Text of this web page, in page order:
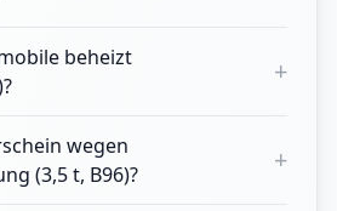
beheizt
+
wegen
(3,5 t, B96)?
+